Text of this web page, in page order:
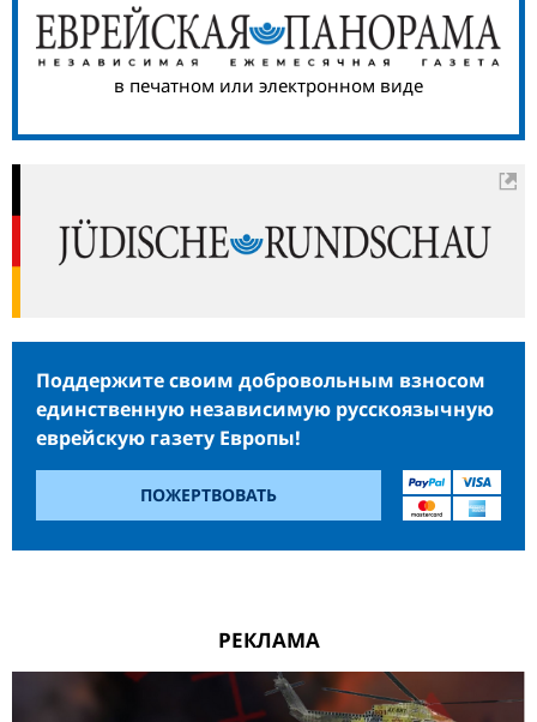
в печатном или электронном виде
Поддержите своим добровольным взносом
единственную независимую русскоязычную
еврейскую газету Европы!
ПОЖЕРТВОВАТЬ
РЕКЛАМА